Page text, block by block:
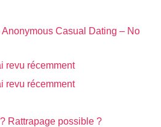
Casual Dating – No
revu récemment
revu récemment
Rattrapage possible ?